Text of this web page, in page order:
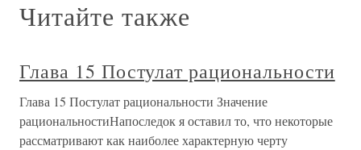
Читайте также
Глава 15 Постулат рациональности
Глава 15 Постулат рациональности Значение
рациональностиНапоследок я оставил то, что некоторые
рассматривают как наиболее характерную черту